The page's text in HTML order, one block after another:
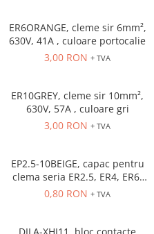
Router si switch-uri industriale
Afisoare digitale
Senzori fotoelectrici
Senzori inductivi
Senzori magnetici-rezistivi
TRIO-PS
TRIO-UPS
Butoane si accesorii
Lampa multi LED
pentru motor
Direct-On-Line Starters
ER6ORANGE, cleme sir 6mm²,
630V, 41A , culoare portocalie
3,00 RON + TVA
ER10GREY, cleme sir 10mm²,
630V, 57A , culoare gri
3,00 RON + TVA
EP2.5-10BEIGE, capac pentru
clema seria ER2.5, ER4, ER6,
ER10 Beige
0,80 RON + TVA